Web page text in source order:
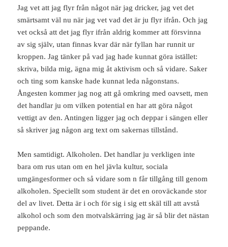
Jag vet att jag flyr från något när jag dricker, jag vet det
smärtsamt väl nu när jag vet vad det är ju flyr ifrån. Och jag
vet också att det jag flyr ifrån aldrig kommer att försvinna
av sig själv, utan finnas kvar där när fyllan har runnit ur
kroppen. Jag tänker på vad jag hade kunnat göra istället:
skriva, bilda mig, ägna mig åt aktivism och så vidare. Saker
och ting som kanske hade kunnat leda någonstans.
Ångesten kommer jag nog att gå omkring med oavsett, men
det handlar ju om vilken potential en har att göra något
vettigt av den. Antingen ligger jag och deppar i sängen eller
så skriver jag någon arg text om sakernas tillstånd.
Men samtidigt. Alkoholen. Det handlar ju verkligen inte
bara om rus utan om en hel jävla kultur, sociala
umgängesformer och så vidare som n får tillgång till genom
alkoholen. Speciellt som student är det en oroväckande stor
del av livet. Detta är i och för sig i sig ett skäl till att avstå
alkohol och som den motvalskärring jag är så blir det nästan
peppande.